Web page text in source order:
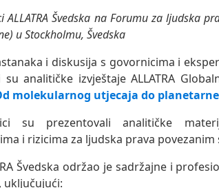
ALLATRA Švedska na Forumu za ljudska
u Stockholmu, Švedska
i diskusija s govornicima i
su analitičke izvještaje ALLATRA
molekularnog utjecaja do
su prezentovali analitičke
i rizicima za ljudska prava povezanim
Švedska održao je sadržajne i
uključujući: